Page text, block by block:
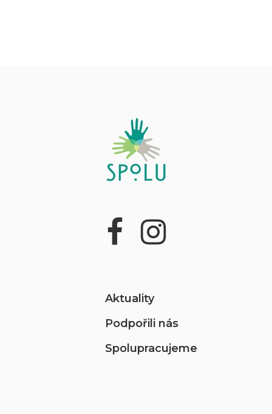
Aktuality
Podpořili nás
Spolupracujeme